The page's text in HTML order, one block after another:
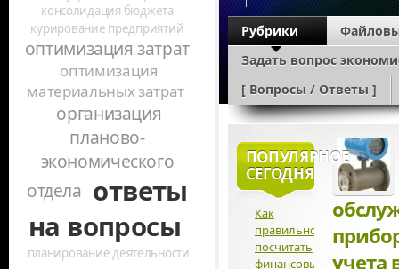
Рубрики
Задать вопрос
[ Вопросы / Ответы ]
E-
учета
ПОПУЛЯРНОЕ
СЕГОДНЯ
Как
правильно
посчитать
финансовый результат?
консолидация бюджета
курирование предприятий
оптимизация затрат
оптимизация
материальных затрат
организация
планово-
экономического
отдела ответы
на вопросы
планирование деятельности